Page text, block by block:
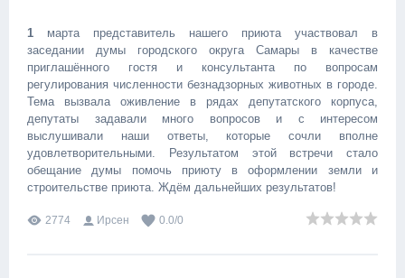
1 марта представитель нашего приюта участвовал в
заседании думы городского округа Самары в качестве
приглашённого гостя и консультанта по вопросам
регулирования численности безнадзорных животных в городе.
Тема вызвала оживление в рядах депутатского корпуса,
депутаты задавали много вопросов и с интересом
выслушивали наши ответы, которые сочли вполне
удовлетворительными. Результатом этой встречи стало
обещание думы помочь приюту в оформлении земли и
строительстве приюта. Ждём дальнейших результатов!
2774 Ирсен 0.0/0